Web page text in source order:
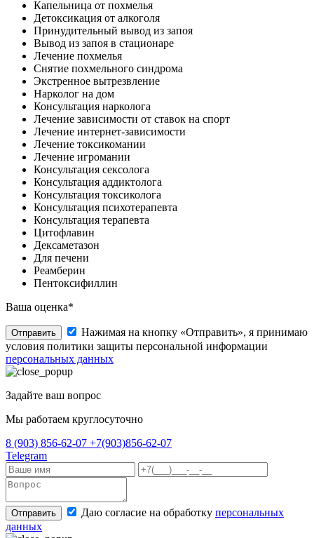
Капельница от похмелья
Детоксикация от алкоголя
Принудительный вывод из запоя
Вывод из запоя в стационаре
Лечение похмелья
Снятие похмельного синдрома
Экстренное вытрезвление
Нарколог на дом
Консультация нарколога
Лечение зависимости от ставок на спорт
Лечение интернет-зависимости
Лечение токсикомании
Лечение игромании
Консультация сексолога
Консультация аддиктолога
Консультация токсиколога
Консультация психотерапевта
Консультация терапевта
Цитофлавин
Дексаметазон
Для печени
Реамберин
Пентоксифиллин
Ваша оценка*
Отправить
Нажимая на кнопку «Отправить», я принимаю
условия политики защиты персональной информации
персональных данных
Задайте ваш вопрос
Мы работаем круглосуточно
8 (903) 856-62-07 +7(903)856-62-07
Telegram
Отправить Даю согласие на обработку персональных
данных